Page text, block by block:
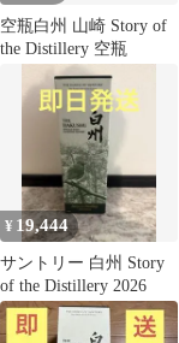
空瓶白州 山崎 Story of
the Distillery 空瓶
¥ 19,444
サントリー 白州 Story
of the Distillery 2026